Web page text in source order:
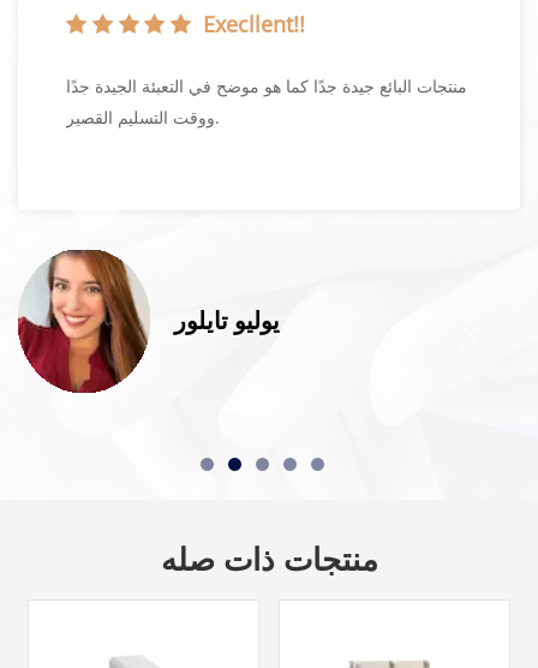
Execllent!!
منتجات البائع جيدة جدًا كما هو موضح في التعبئة الجيدة جدًا
ووقت التسليم القصير.
يوليو تايلور
منتجات ذات صله